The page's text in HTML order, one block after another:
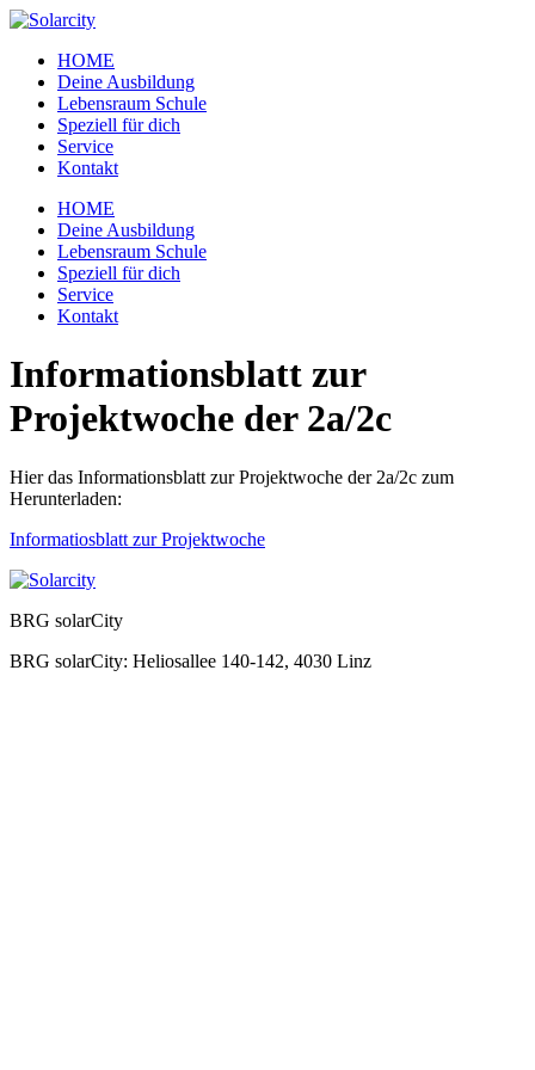
Zum
wechselnHOME
Deine Ausbildung
Lebensraum Schule
Speziell für dich
Service
Kontakt
Menü
HOME
Deine Ausbildung
Lebensraum Schule
Speziell für dich
Service
Kontakt
Informationsblatt zur
Projektwoche der 2a/2c
Hier das Informationsblatt zur Projektwoche der 2a/2c zum
Herunterladen:
Informatiosblatt zur Projektwoche
BRG solarCity
BRG solarCity: Heliosallee 140-142, 4030 Linz